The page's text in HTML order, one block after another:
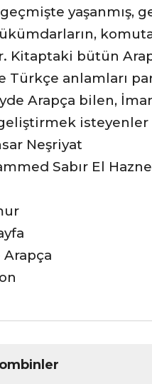
yaşanmış,
Kitaptaki bütün
Türkçe anlamları
Arapça bilen,
isteyenler
Neşriyat
Sabır El
için teşekkür ederiz.